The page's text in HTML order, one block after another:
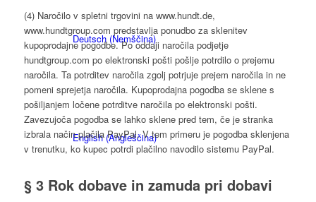
Deutsch(Nemščina)
English(Angleščina)
(4) Naročilo v spletni trgovini na www.hundt.de,
www.hundtgroup.com predstavlja ponudbo za sklenitev
kupoprodajne pogodbe. Po oddaji naročila podjetje
hundtgroup.com po elektronski pošti pošlje potrdilo o prejemu
naročila. Ta potrditev naročila zgolj potrjuje prejem naročila in ne
pomeni sprejetja naročila. Kupoprodajna pogodba se sklene s
pošiljanjem ločene potrditve naročila po elektronski pošti.
Zavezujoča pogodba se lahko sklene pred tem, če je stranka
izbrala način plačila PayPal. V tem primeru je pogodba sklenjena
v trenutku, ko kupec potrdi plačilno navodilo sistemu PayPal.
§ 3 Rok dobave in zamuda pri dobavi